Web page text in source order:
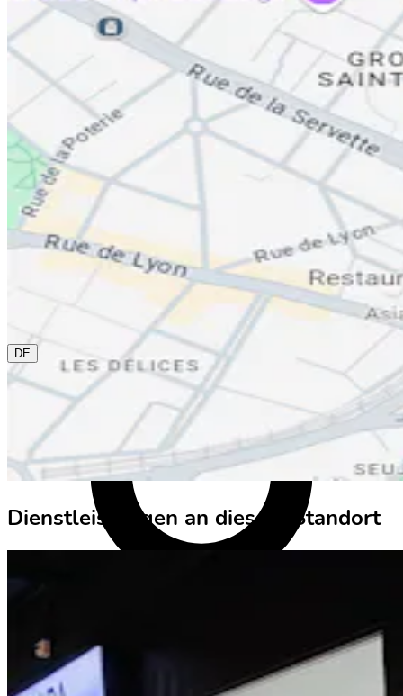
0800 00 48 48
Die aktuelle Sprache ist Deutsch. Bitte wähle eine andere
aus diesem Menü, wenn Du sie ändern möchtest.
DE
Dienstleistungen an diesem Standort